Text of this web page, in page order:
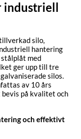
industriell
silo,
hantering
med
ger upp till tre
silos.
av 10 års
på kvalitet och
och effektivt